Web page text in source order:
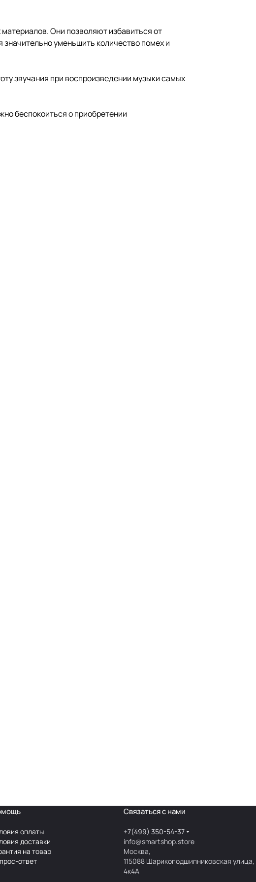
Они позволяют избавиться от
уменьшить количество помех и
звучания при воспроизведении музыки самых
беспокоиться о приобретении
оплаты
доставки
на товар
ответ
Связаться с нами
+7(499) 350-54-37
info@smartshop.store
Москва,
115088 Шарикоподшипниковская улица,
4к4А